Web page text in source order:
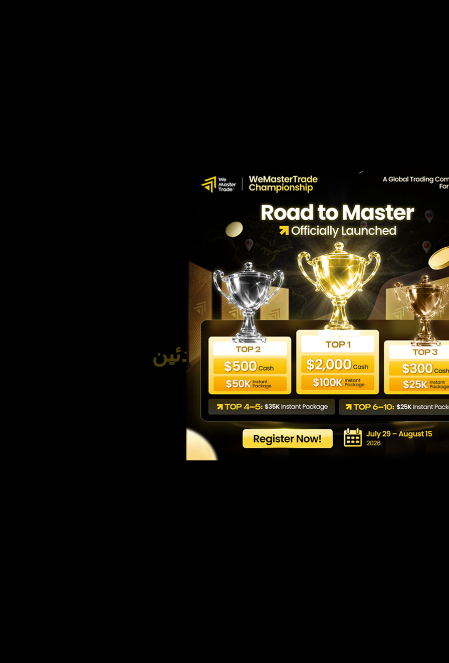
شرح مبسط للتداول للمبتدئين
Last updated: 09/06/2026